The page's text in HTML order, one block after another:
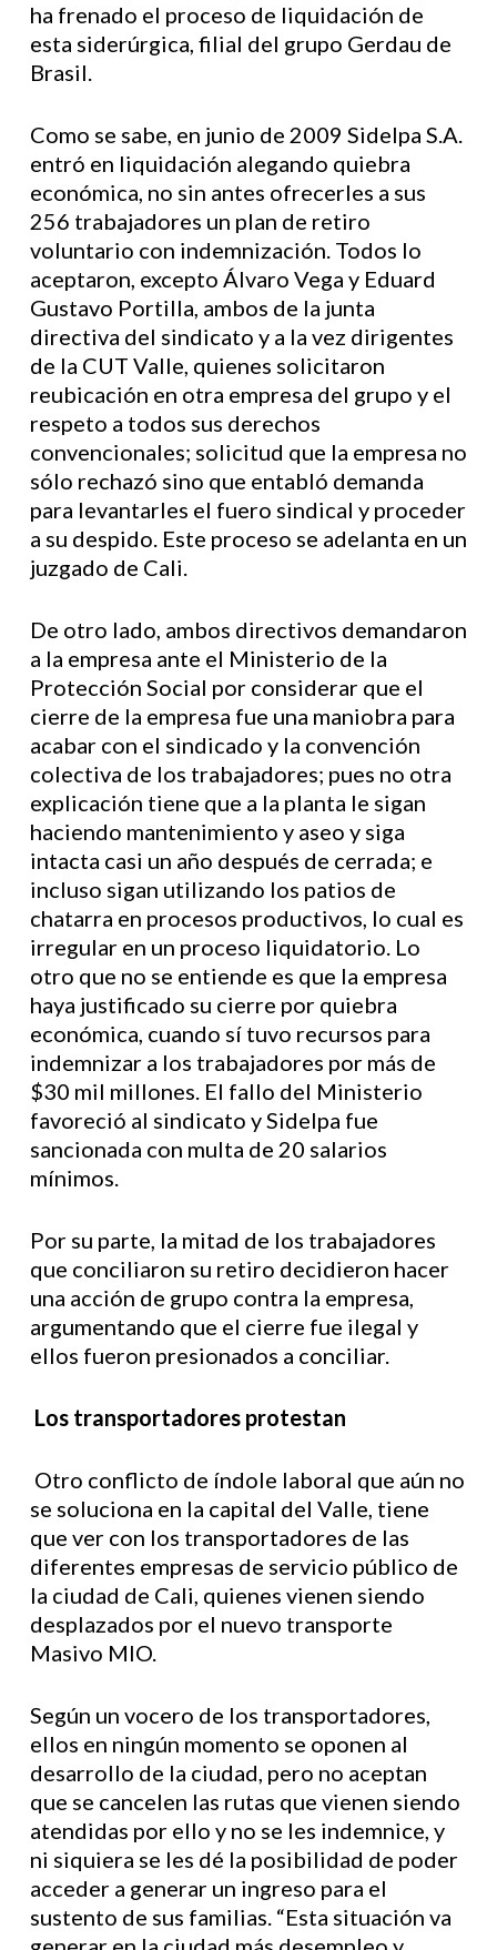
ha frenado el proceso de liquidación de
esta siderúrgica, filial del grupo Gerdau de
Brasil.
Como se sabe, en junio de 2009 Sidelpa S.A.
entró en liquidación alegando quiebra
económica, no sin antes ofrecerles a sus
256 trabajadores un plan de retiro
voluntario con indemnización. Todos lo
aceptaron, excepto Álvaro Vega y Eduard
Gustavo Portilla, ambos de la junta
directiva del sindicato y a la vez dirigentes
de la CUT Valle, quienes solicitaron
reubicación en otra empresa del grupo y el
respeto a todos sus derechos
convencionales; solicitud que la empresa no
sólo rechazó sino que entabló demanda
para levantarles el fuero sindical y proceder
a su despido. Este proceso se adelanta en un
juzgado de Cali.
De otro lado, ambos directivos demandaron
a la empresa ante el Ministerio de la
Protección Social por considerar que el
cierre de la empresa fue una maniobra para
acabar con el sindicado y la convención
colectiva de los trabajadores; pues no otra
explicación tiene que a la planta le sigan
haciendo mantenimiento y aseo y siga
intacta casi un año después de cerrada; e
incluso sigan utilizando los patios de
chatarra en procesos productivos, lo cual es
irregular en un proceso liquidatorio. Lo
otro que no se entiende es que la empresa
haya justificado su cierre por quiebra
económica, cuando sí tuvo recursos para
indemnizar a los trabajadores por más de
$30 mil millones. El fallo del Ministerio
favoreció al sindicato y Sidelpa fue
sancionada con multa de 20 salarios
mínimos.
Por su parte, la mitad de los trabajadores
que conciliaron su retiro decidieron hacer
una acción de grupo contra la empresa,
argumentando que el cierre fue ilegal y
ellos fueron presionados a conciliar.
Los transportadores protestan
Otro conflicto de índole laboral que aún no
se soluciona en la capital del Valle, tiene
que ver con los transportadores de las
diferentes empresas de servicio público de
la ciudad de Cali, quienes vienen siendo
desplazados por el nuevo transporte
Masivo MIO.
Según un vocero de los transportadores,
ellos en ningún momento se oponen al
desarrollo de la ciudad, pero no aceptan
que se cancelen las rutas que vienen siendo
atendidas por ello y no se les indemnice, y
ni siquiera se les dé la posibilidad de poder
acceder a generar un ingreso para el
sustento de sus familias. “Esta situación va